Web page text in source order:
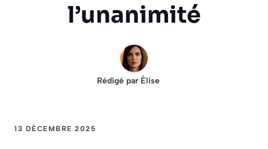
l’unanimité
Rédigé par Élise
13 DÉCEMBRE 2025